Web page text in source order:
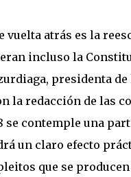
atrás es la
incluso la
presidenta de
la redacción de las
se contemple una
un claro efecto
que se